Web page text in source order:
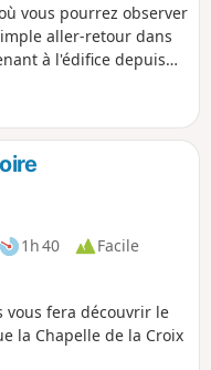
vous pourrez observer
aller-retour dans
à l'édifice depuis
1h 40
Facile
vous fera découvrir le
la Chapelle de la Croix